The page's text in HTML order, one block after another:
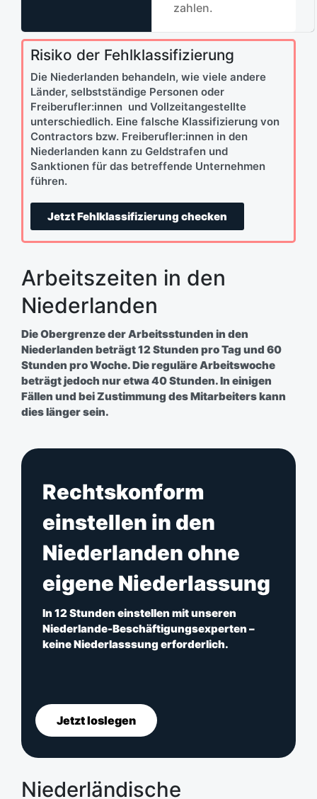
zahlen.
Risiko der Fehlklassifizierung
Die Niederlanden behandeln, wie viele andere
Länder, selbstständige Personen oder
Freiberufler:innen und Vollzeitangestellte
unterschiedlich. Eine falsche Klassifizierung von
Contractors bzw. Freiberufler:innen in den
Niederlanden kann zu Geldstrafen und
Sanktionen für das betreffende Unternehmen
führen.
Jetzt Fehlklassifizierung checken
Arbeitszeiten in den
Niederlanden
Die Obergrenze der Arbeitsstunden in den
Niederlanden beträgt 12 Stunden pro Tag und 60
Stunden pro Woche. Die reguläre Arbeitswoche
beträgt jedoch nur etwa 40 Stunden. In einigen
Fällen und bei Zustimmung des Mitarbeiters kann
dies länger sein.
Rechtskonform
einstellen in den
Niederlanden ohne
eigene Niederlassung
In 12 Stunden einstellen mit unseren
Niederlande-Beschäftigungsexperten –
keine Niederlasssung erforderlich.
Jetzt loslegen
Niederländische